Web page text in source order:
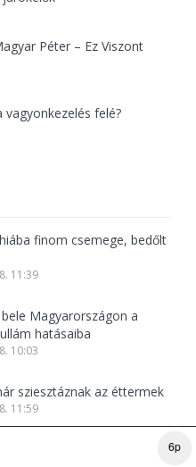
6p
Péter – Ez Viszont
felé?
finom csemege, bedőlt
11:39
Magyarországon a
hatásaiba
10:03
sziesztáznak az éttermek
11:59